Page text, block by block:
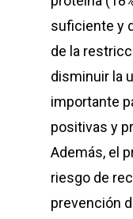
suficiente y
de la
disminuir la
importante
positivas y
Además, el
riesgo de
prevención